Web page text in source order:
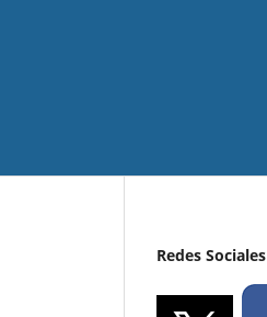
Redes Sociales